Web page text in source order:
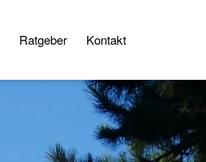
Ratgeber Kontakt